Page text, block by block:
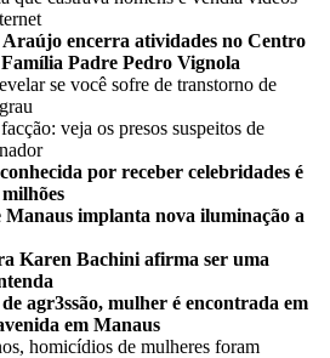
encerra atividades no Centro
Padre Pedro Vignola
se você sofre de transtorno de
veja os presos suspeitos de
por receber celebridades é
implanta nova iluminação a
Karen Bachini afirma ser uma
agr3ssão, mulher é encontrada em
em Manaus
homicídios de mulheres foram